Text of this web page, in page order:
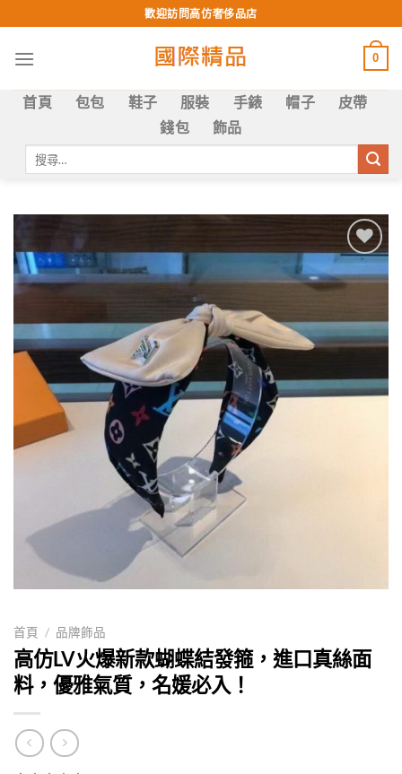
to
content
歡迎訪問高仿奢侈品店
0
首頁 包包 鞋子 服裝 手錶 帽子
皮帶
錢包
飾品
Add to
wishlist
首頁 / 品牌飾品
高仿LV火爆新款蝴蝶結發箍，進口真絲面
料，優雅氣質，名媛必入！